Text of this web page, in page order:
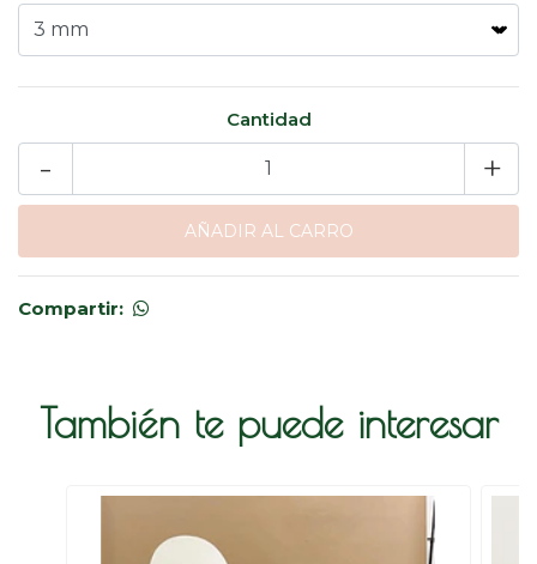
Cantidad
+
-
Compartir:
También te puede interesar